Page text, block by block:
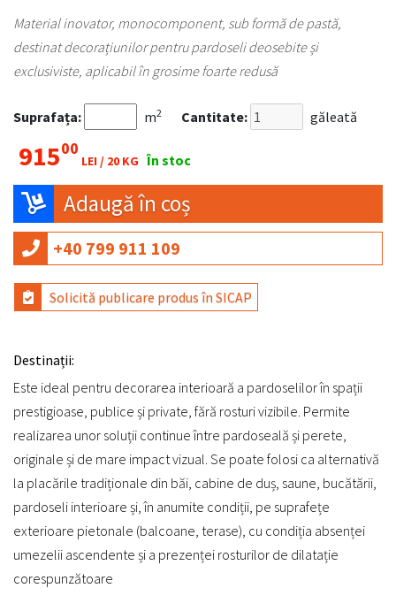
Material inovator, monocomponent, sub formă de pastă,
destinat decorațiunilor pentru pardoseli deosebite și
exclusiviste, aplicabil în grosime foarte redusă
Suprafața: m2 Cantitate: găleată
91500
LEI / 20 KG În stoc
Adaugă în coș
+40 799 911 109
Solicită publicare produs în SICAP
Destinații:
Este ideal pentru decorarea interioară a pardoselilor în spații
prestigioase, publice și private, fără rosturi vizibile. Permite
realizarea unor soluții continue între pardoseală și perete,
originale și de mare impact vizual. Se poate folosi ca alternativă
la placările tradiționale din băi, cabine de duș, saune, bucătării,
pardoseli interioare și, în anumite condiții, pe suprafețe
exterioare pietonale (balcoane, terase), cu condiția absenței
umezelii ascendente și a prezenței rosturilor de dilatație
corespunzătoare